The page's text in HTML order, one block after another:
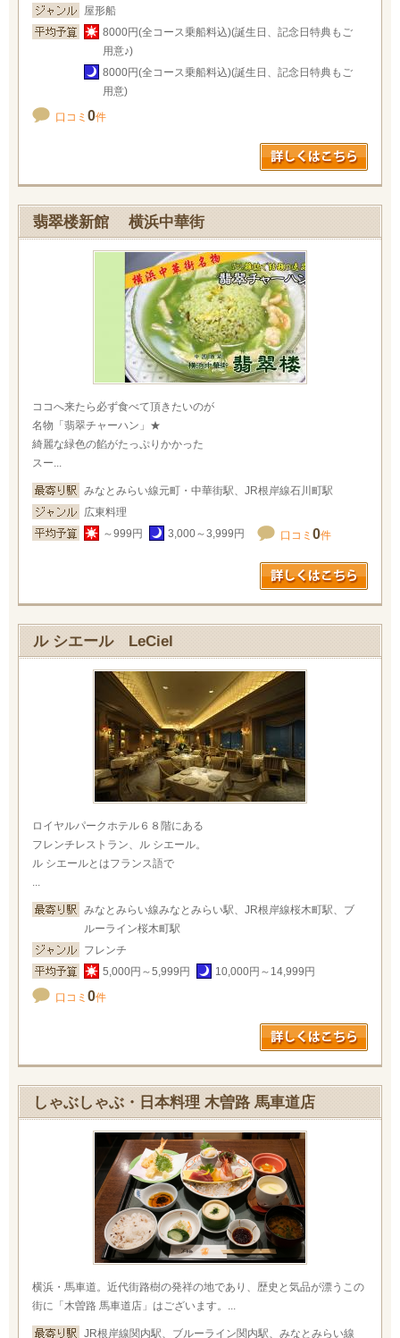
屋形船
8000円(全コース乗船料込)(誕生日、記念日特典もご
用意♪)
8000円(全コース乗船料込)(誕生日、記念日特典もご
用意)
口コミ 0件
翡翠楼新館 横浜中華街
ココへ来たら必ず食べて頂きたいのが
名物「翡翠チャーハン」★
綺麗な緑色の餡がたっぷりかかった
スー...
みなとみらい線元町・中華街駅、JR根岸線石川町駅
広東料理
～999円
3,000～3,999円 口コミ 0件
ル シエール LeCiel
ロイヤルパークホテル６８階にある
フレンチレストラン、ル シエール。
ル シエールとはフランス語で
...
みなとみらい線みなとみらい駅、JR根岸線桜木町駅、ブ
ルーライン桜木町駅
フレンチ
5,000円～5,999円
10,000円～14,999円
口コミ 0件
しゃぶしゃぶ・日本料理 木曽路 馬車道店
横浜・馬車道。近代街路樹の発祥の地であり、歴史と気品が漂うこの
街に「木曽路 馬車道店」はございます。...
JR根岸線関内駅、ブルーライン関内駅、みなとみらい線